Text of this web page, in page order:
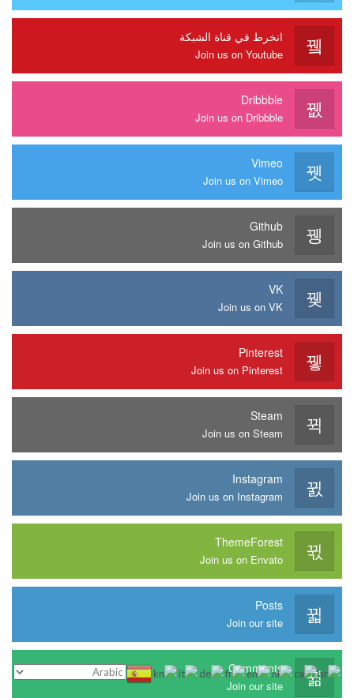
انخرط في قناة الشبكة
Join us on Youtube
Dribbble
Join us on Dribbble
Vimeo
Join us on Vimeo
Github
Join us on Github
VK
Join us on VK
Pinterest
Join us on Pinterest
Steam
Join us on Steam
Instagram
Join us on Instagram
ThemeForest
Join us on Envato
Posts
Join our site
Comments
Join our site